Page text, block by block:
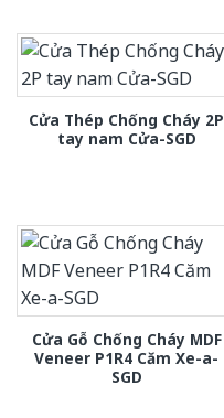
Cửa Thép Chống Cháy 2P
tay nam Cửa-SGD
Cửa Gỗ Chống Cháy MDF
Veneer P1R4 Căm Xe-a-
SGD